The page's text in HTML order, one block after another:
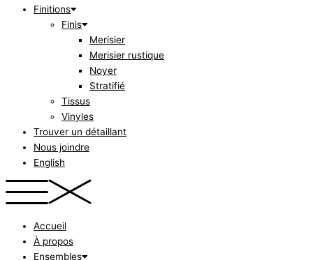
Finitions
Finis
Merisier
Merisier rustique
Noyer
Stratifié
Tissus
Vinyles
Trouver un détaillant
Nous joindre
English
Accueil
À propos
Ensembles